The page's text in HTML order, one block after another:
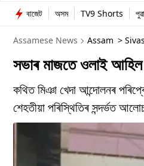
অসম
ভাৰত
বাজেট অসম TV9 Shorts
Assamese News Assam >
সভাৰ মাজতে ওলাই
কথিত মিঞা খেদা আন্দোলনৰ
শেহতীয়া পৰিস্থিতিৰ সন্দৰ্ভত